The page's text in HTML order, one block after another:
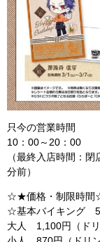
只今の営業時間
10：00～20：00
（最終入店時間：
分前）
☆★価格・制限時
☆基本バイキング
大人 1,100円（ドリ